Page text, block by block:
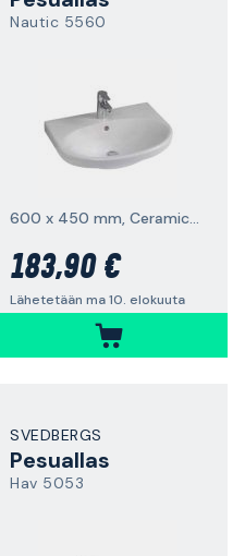
Nautic 5560
600 x 450 mm, Ceramicplus
183,90 €
Lähetetään ma 10. elokuuta
SVEDBERGS
Pesuallas
Hav 5053